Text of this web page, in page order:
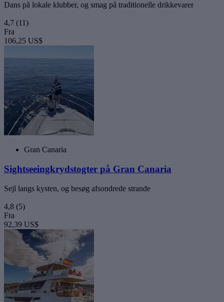
Dans på lokale klubber, og smag på traditionelle drikkevarer
4,7 (11)
Fra
106,25 US$
Gran Canaria
Sightseeingkrydstogter på Gran Canaria
Sejl langs kysten, og besøg afsondrede strande
4,8 (5)
Fra
92,39 US$